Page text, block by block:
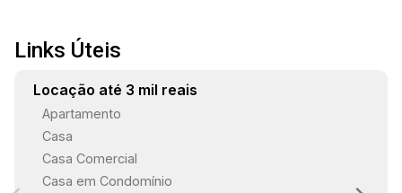
Links Úteis
Locação até 3 mil reais
Apartamento
Casa
Casa Comercial
Casa em Condomínio